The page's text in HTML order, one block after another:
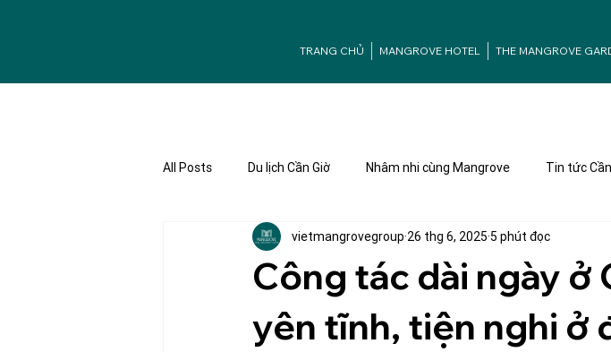
TRANG CHỦ MANGROVE HOTEL THE MANGROVE
All Posts Du lịch Cần Giờ Nhâm nhi cùng Mangrove Tin tức
Ưu đãi Mangrove Tuyển dụng
Công tác dài ngày ở
yên tĩnh, tiện nghi ở
vietmangrovegroup 26 thg 6, 2025 5 phút đọc